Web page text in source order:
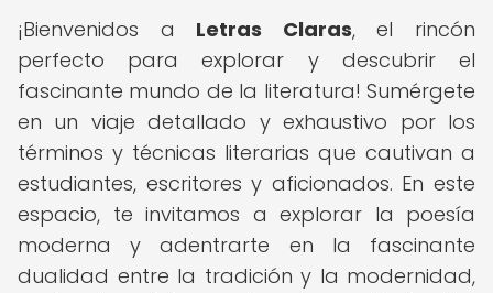
¡Bienvenidos a Letras Claras, el rincón
perfecto para explorar y descubrir el
fascinante mundo de la literatura! Sumérgete
en un viaje detallado y exhaustivo por los
términos y técnicas literarias que cautivan a
estudiantes, escritores y aficionados. En este
espacio, te invitamos a explorar la poesía
moderna y adentrarte en la fascinante
dualidad entre la tradición y la modernidad,